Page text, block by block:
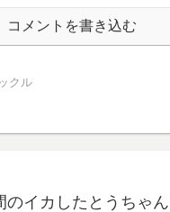
コメントを書き込む
クル
のイカしたとうちゃ